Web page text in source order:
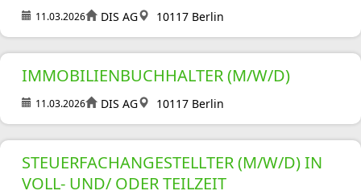
11.03.2026 DIS AG 10117 Berlin
IMMOBILIENBUCHHALTER (M/W/D)
11.03.2026 DIS AG 10117 Berlin
STEUERFACHANGESTELLTER (M/W/D) IN
VOLL- UND/ ODER TEILZEIT